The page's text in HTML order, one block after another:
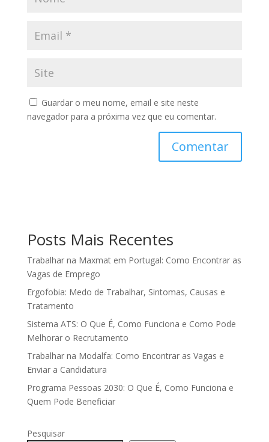
Guardar o meu nome, email e site neste
navegador para a próxima vez que eu comentar.
Posts Mais Recentes
Trabalhar na Maxmat em Portugal: Como Encontrar as
Vagas de Emprego
Ergofobia: Medo de Trabalhar, Sintomas, Causas e
Tratamento
Sistema ATS: O Que É, Como Funciona e Como Pode
Melhorar o Recrutamento
Trabalhar na Modalfa: Como Encontrar as Vagas e
Enviar a Candidatura
Programa Pessoas 2030: O Que É, Como Funciona e
Quem Pode Beneficiar
Pesquisar